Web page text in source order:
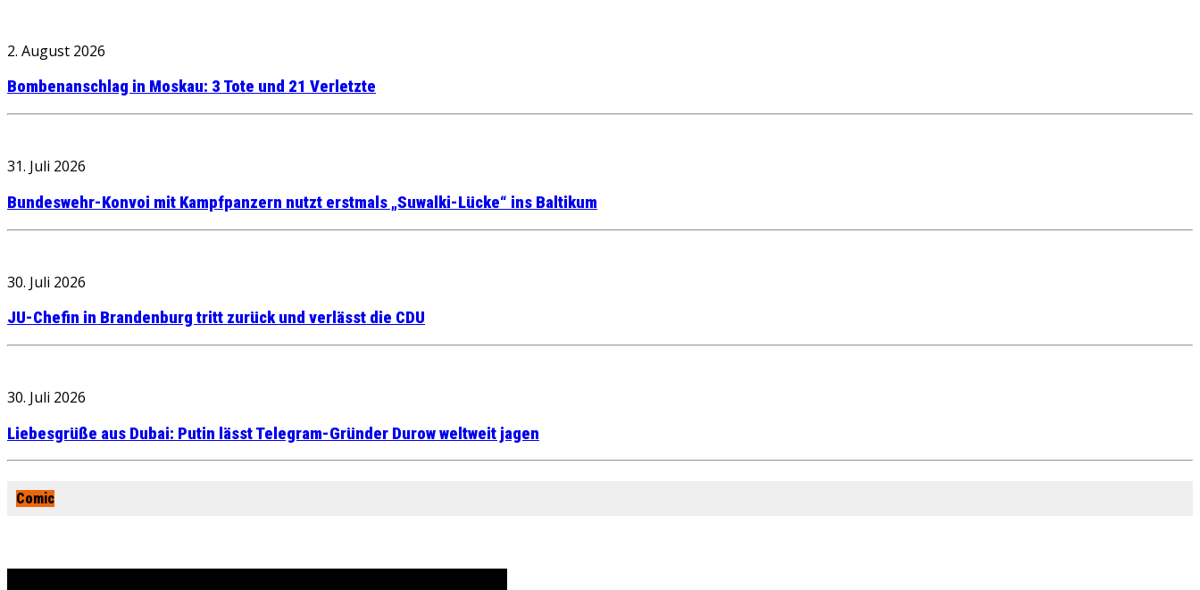
2. August 2026
Bombenanschlag in Moskau: 3 Tote und 21 Verletzte
31. Juli 2026
Bundeswehr-Konvoi mit Kampfpanzern nutzt erstmals „Suwalki-Lücke“ ins Baltikum
30. Juli 2026
JU-Chefin in Brandenburg tritt zurück und verlässt die CDU
30. Juli 2026
Liebesgrüße aus Dubai: Putin lässt Telegram-Gründer Durow weltweit jagen
Comic